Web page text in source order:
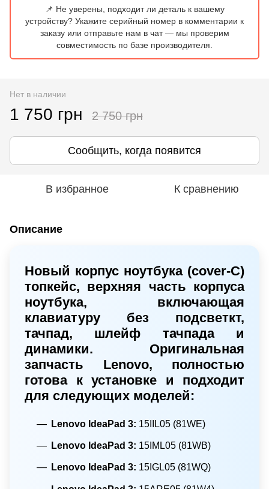
📌 Не уверены, подходит ли деталь к вашему
устройству? Укажите серийный номер в комментарии к
заказу или отправьте нам в чат — мы проверим
совместимость по базе производителя.
Нет в наличии
1 750 грн 2 750 грн
Сообщить, когда появится
В избранное К сравнению
Описание
Новый корпус ноутбука (cover-C)
топкейс, верхняя часть корпуса
ноутбука, включающая
клавиатуру без подсветкт,
тачпад, шлейф тачпада и
динамики. Оригинальная
запчасть Lenovo, полностью
готова к установке и подходит
для следующих моделей:
Lenovo IdeaPad 3: 15IIL05 (81WE)
Lenovo IdeaPad 3: 15IML05 (81WB)
Lenovo IdeaPad 3: 15IGL05 (81WQ)